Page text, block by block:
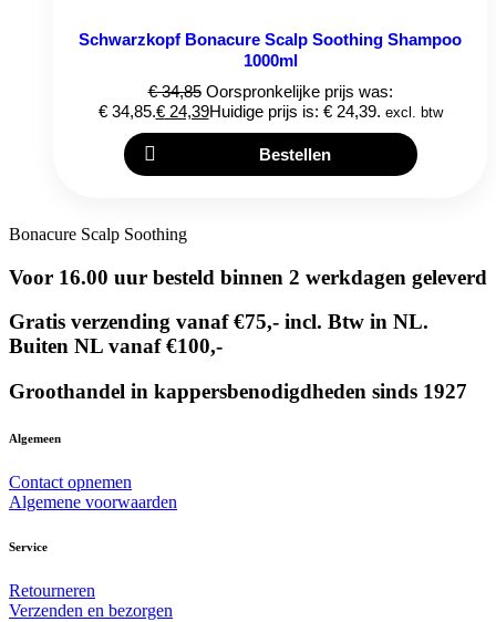
Schwarzkopf Bonacure Scalp Soothing Shampoo
1000ml
€34,85 Oorspronkelijke prijs was:
€ 34,85.€24,39Huidige prijs is: € 24,39. excl. btw
Bestellen
Bonacure Scalp Soothing
Voor 16.00 uur besteld binnen 2 werkdagen geleverd
Gratis verzending vanaf €75,- incl. Btw in NL.
Buiten NL vanaf €100,-
Groothandel in kappersbenodigdheden sinds 1927
Algemeen
Contact opnemen
Algemene voorwaarden
Service
Retourneren
Verzenden en bezorgen